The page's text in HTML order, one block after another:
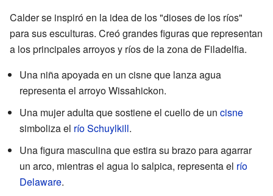
Calder se inspiró en la idea de los "dioses de los ríos"
para sus esculturas. Creó grandes figuras que representan
a los principales arroyos y ríos de la zona de Filadelfia.
Una niña apoyada en un cisne que lanza agua
representa el arroyo Wissahickon.
Una mujer adulta que sostiene el cuello de un cisne
simboliza el río Schuylkill.
Una figura masculina que estira su brazo para agarrar
un arco, mientras el agua lo salpica, representa el río
Delaware.